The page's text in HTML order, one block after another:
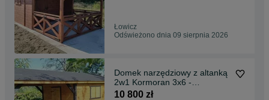
Łowicz
Odświeżono dnia 09 sierpnia 2026
Domek narzędziowy z altanką
2w1 Kormoran 3x6 -
Altany/Domki narzędziowe
10 800 zł